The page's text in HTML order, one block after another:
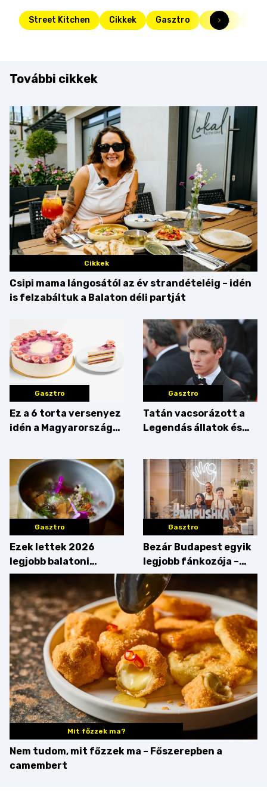
Street Kitchen Cikkek Gasztro Friss
További cikkek
Cikkek
Csipi mama lángosától az év strandételéig – idén
is felzabáltuk a Balaton déli partját
Gasztro
Ez a 6 torta versenyez
idén a Magyarország
Gasztro
Tatán vacsorázott a
Legendás állatok és
Gasztro
Ezek lettek 2026
legjobb balatoni
strandételei –
végigkóstoltuk a
győzteseket
Gasztro
Bezár Budapest egyik
legjobb fánkozója –
búcsúzik a Pampushka
Mit főzzek ma?
Nem tudom, mit főzzek ma – Főszerepben a
camembert